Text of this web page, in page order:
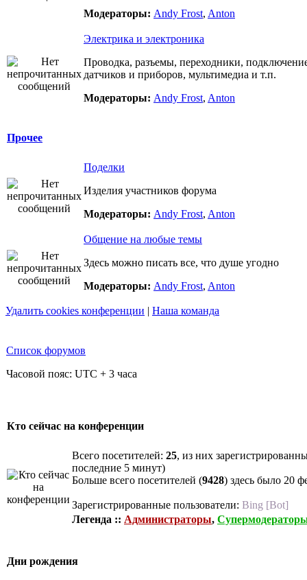
Модераторы: Andy Frost, Anton
Электрика и электроника
Проводка, разъемы, переходники,
датчиков и приборов, мультимедиа и т.п.
Модераторы: Andy Frost, Anton
Прочее
Поделки
Изделия участников форума
Модераторы: Andy Frost, Anton
Общение на любые темы
Здесь можно писать все, что душе угодно
Модераторы: Andy Frost, Anton
Удалить cookies конференции | Наша команда
Список форумов
Часовой пояс: UTC + 3 часа
Кто сейчас на конференции
Всего посетителей: 25, из них
последние 5 минут)
Больше всего посетителей (9428) здесь было 20
Зарегистрированные пользователи: Bing [Bot]
Легенда :: Администраторы,
Дни рождения